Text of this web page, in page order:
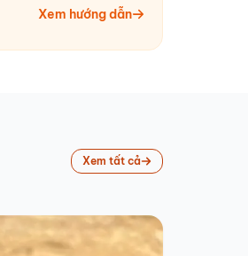
Xem hướng dẫn
Xem tất cả